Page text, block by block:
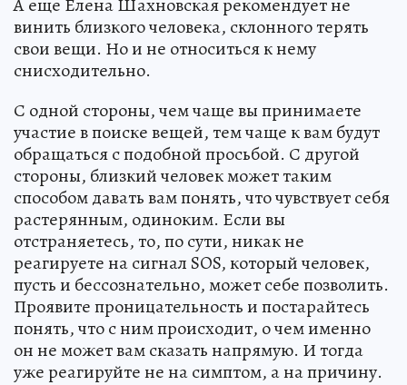
А еще Елена Шахновская рекомендует не
винить близкого человека, склонного терять
свои вещи. Но и не относиться к нему
снисходительно.
С одной стороны, чем чаще вы принимаете
участие в поиске вещей, тем чаще к вам будут
обращаться с подобной просьбой. С другой
стороны, близкий человек может таким
способом давать вам понять, что чувствует себя
растерянным, одиноким. Если вы
отстраняетесь, то, по сути, никак не
реагируете на сигнал SOS, который человек,
пусть и бессознательно, может себе позволить.
Проявите проницательность и постарайтесь
понять, что с ним происходит, о чем именно
он не может вам сказать напрямую. И тогда
уже реагируйте не на симптом, а на причину.